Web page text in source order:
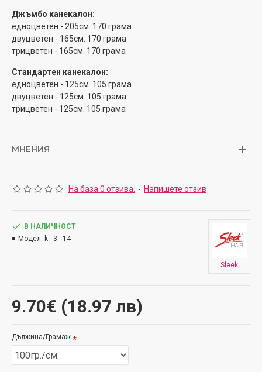
Джъмбо канекалон:
едноцветен - 205см. 170 грама
двуцветен - 165см. 170 грама
трицветен - 165см. 170 грама
Стандартен канекалон:
едноцветен - 125см. 105 грама
двуцветен - 125см. 105 грама
трицветен - 125см. 105 грама
МНЕНИЯ
На база 0 отзива. - Напишете отзив
9.70€ (18.97 лв)
В НАЛИЧНОСТ
Модел: k - 3 - 14
Sleek
Дължина/Грамаж